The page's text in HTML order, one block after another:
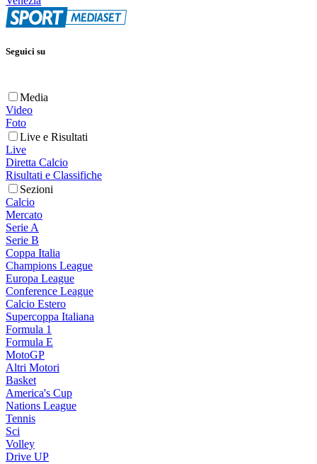
Seguici su
Media
Video
Foto
Live e Risultati
Live
Diretta Calcio
Risultati e Classifiche
Sezioni
Calcio
Mercato
Serie A
Serie B
Coppa Italia
Champions League
Europa League
Conference League
Calcio Estero
Supercoppa Italiana
Formula 1
Formula E
MotoGP
Altri Motori
Basket
America's Cup
Nations League
Tennis
Sci
Volley
Drive UP